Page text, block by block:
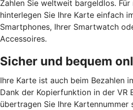
Zahlen Sie weltweit bargeldlos.
hinterlegen Sie Ihre Karte einfach
Smartphones, Ihrer Smartwatch
Accessoires.
Sicher und bequem
Ihre Karte ist auch beim Bezahlen
Dank der Kopierfunktion in der VR
übertragen Sie Ihre